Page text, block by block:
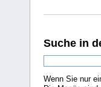
Suche in
Wenn Sie nur